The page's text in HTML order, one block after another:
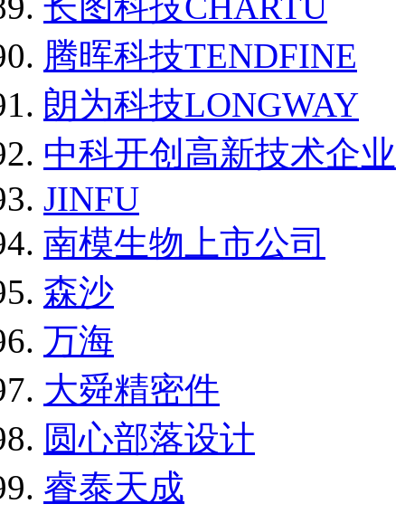
腾晖科技TENDFINE
朗为科技LONGWAY
中科开创高新技术企业
JINFU
南模生物上市公司
森沙
万海
大舜精密件
圆心部落设计
睿泰天成